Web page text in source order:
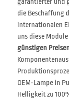
die Beschaffung
internationalen
uns diese
günstigen
OEM-Lampe in
Helligkeit zu